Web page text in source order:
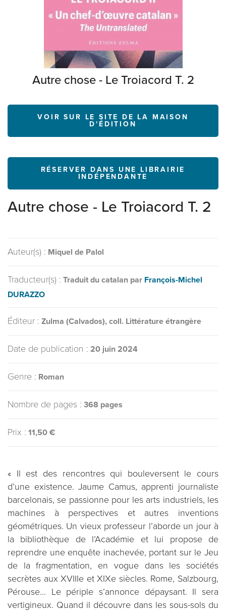
Autre chose - Le Troiacord T. 2
VOIR SUR LE SITE DE LA MAISON
D'ÉDITION
RÉSERVER DANS UNE LIBRAIRIE
INDÉPENDANTE
Autre chose - Le Troiacord T. 2
Auteur(s) : Miquel de Palol
Traducteur(s) : Traduit du catalan par François-Michel
DURAZZO
Éditeur : Zulma (Calvados), coll. Littérature étrangère
Date de publication : 20 juin 2024
Genre : Roman
Nombre de pages : 368 pages
Prix : 11,50 €
« Il est des rencontres qui bouleversent le cours
d’une existence. Jaume Camus, apprenti journaliste
barcelonais, se passionne pour les arts industriels, les
machines à perspectives et autres inventions
géométriques. Un vieux professeur l’aborde un jour à
la bibliothèque de l’Académie et lui propose de
reprendre une enquête inachevée, portant sur le Jeu
de la fragmentation, en vogue dans les sociétés
secrètes aux XVIIIe et XIXe siècles. Rome, Salzbourg,
Pérouse… Le périple s’annonce dépaysant. Il sera
vertigineux. Quand il découvre dans les sous-sols du